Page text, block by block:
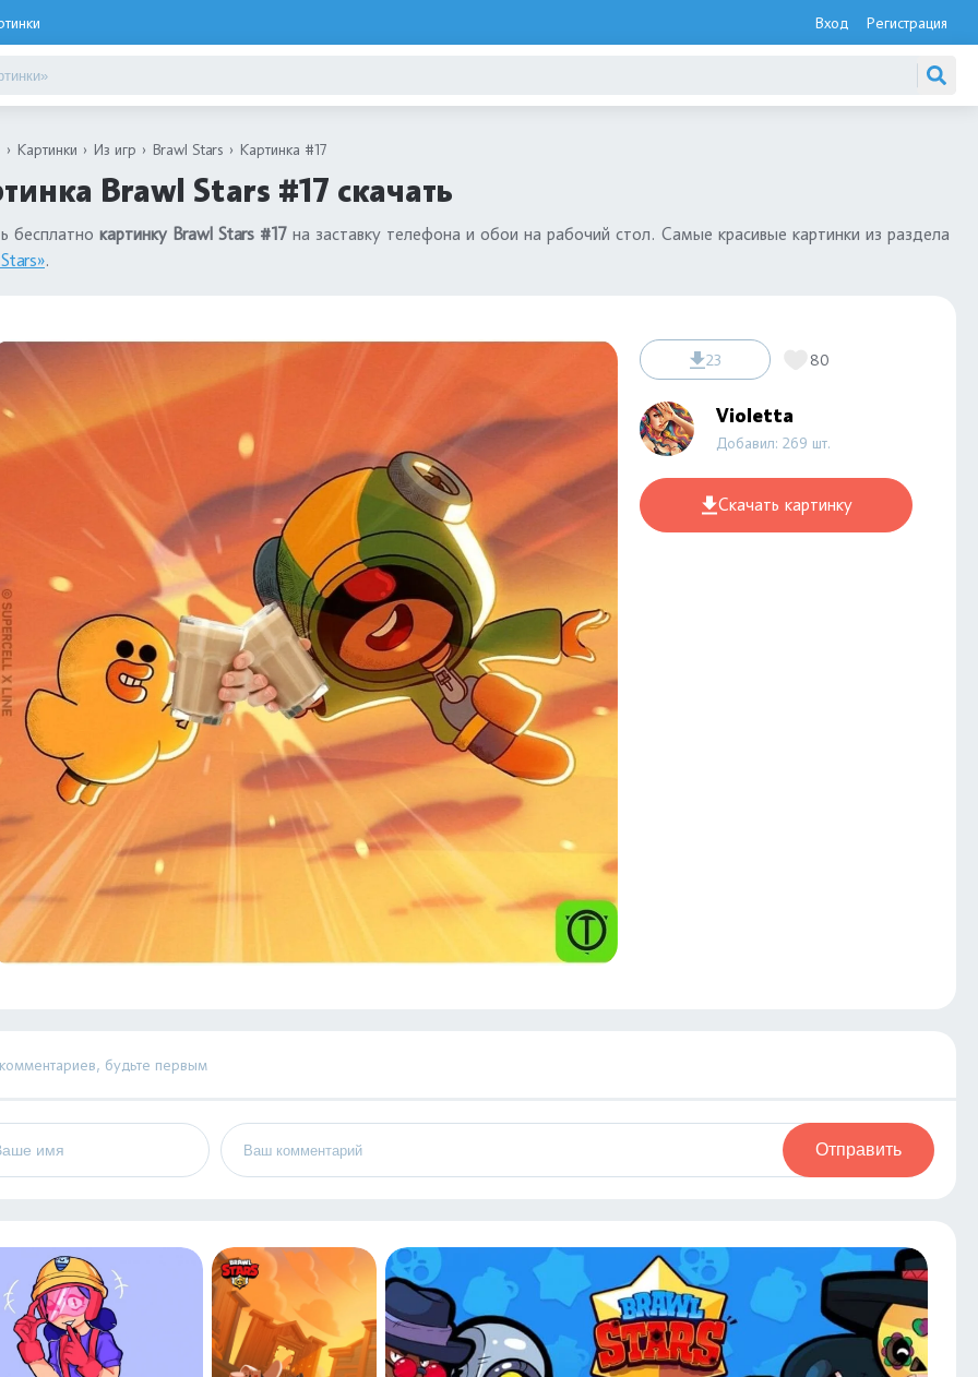
Вход Регистрация
Картинки Из игр Brawl Stars Картинка #17
Brawl Stars #17 скачать
бесплатно картинку Brawl Stars #17 на заставку телефона и обои на рабочий стол. Самые красивые картинки из раздела
.
23 80
Violetta
Добавил: 269 шт.
Скачать картинку
будьте первым
Отправить